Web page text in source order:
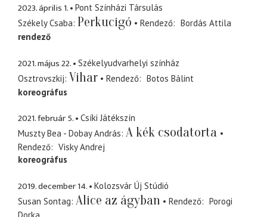
2023. április 1.
Pont Színházi Társulás
Székely Csaba Perkucigó Rendező
Bordás Attila
rendező
2021. május 22.
Székelyudvarhelyi színház
Osztrovszkij Vihar Rendező
Botos Bálint
koreográfus
2021. február 5.
Csíki Játékszín
Muszty Bea - Dobay András A kék csodatorta
Rendező
Visky Andrej
koreográfus
2019. december 14.
Kolozsvár Új Stúdió
Susan Sontag Alice az ágyban Rendező
Porogi